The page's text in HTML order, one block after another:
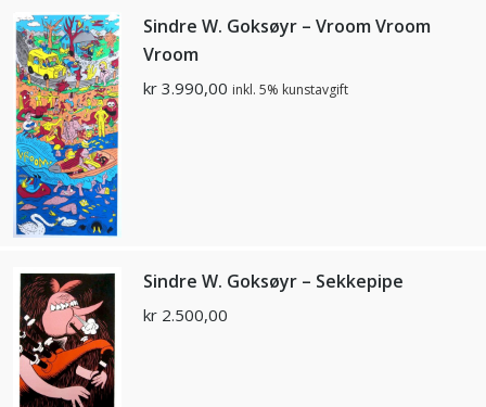
Sindre W. Goksøyr – Vroom Vroom
Vroom
kr 3.990,00 inkl. 5% kunstavgift
Sindre W. Goksøyr – Sekkepipe
kr 2.500,00